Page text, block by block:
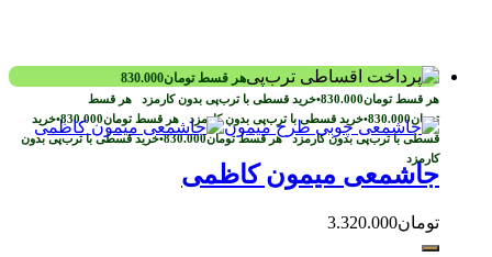
هر قسطتومان830.000
هر قسطتومان830.000
•خرید قسطی با ترب‌پی بدون کارمزد هر قسط
تومان830.000
•خرید قسطی با ترب‌پی بدون کارمزد هر قسطتومان830.000
•خرید
قسطی با ترب‌پی بدون کارمزدهر قسطتومان830.000
•خرید قسطی با ترب‌پی بدون
کارمزد
جاشمعی میمون کاظمی
تومان3.320.000